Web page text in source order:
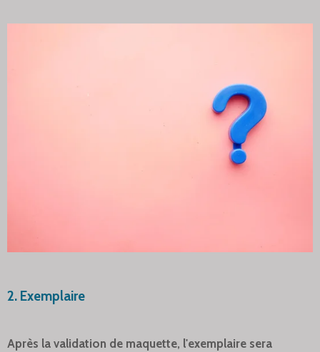
2. Exemplaire
Après la validation de maquette, l'exemplaire sera